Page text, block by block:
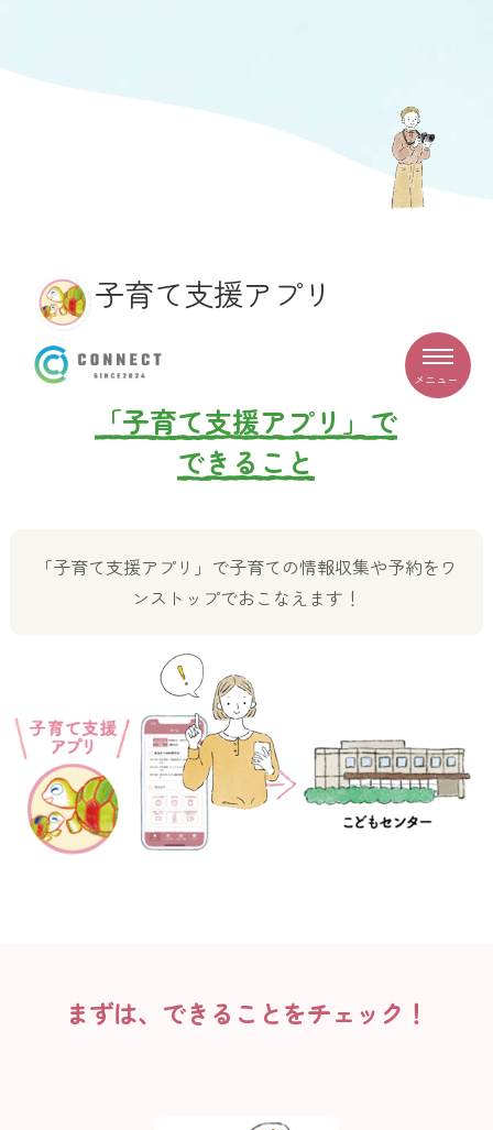
メニュー
子育て支援アプリ
「子育て支援アプリ」で
できること
「子育て支援アプリ」で子育ての情報収集や予約をワ
ンストップでおこなえます！
まずは、できることをチェック！